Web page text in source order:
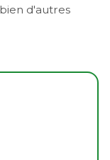
d'autres